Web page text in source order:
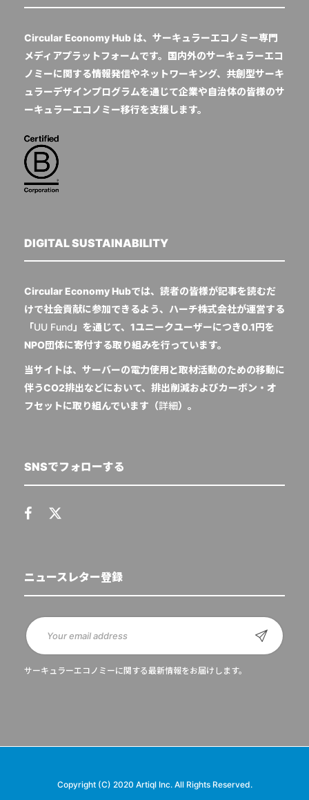
Circular Economy Hub は、サーキュラーエコノミー専門
メディアプラットフォームです。国内外のサーキュラーエコ
ノミーに関する情報発信やネットワーキング、共創型サーキ
ュラーデザインプログラムを通じて企業や自治体の皆様のサ
ーキュラーエコノミー移行を支援します。
DIGITAL SUSTAINABILITY
Circular Economy Hubでは、読者の皆様が記事を読むだ
けで社会貢献に参加できるよう、ハーチ株式会社が運営する
「UU Fund 」を通じて、1ユニークユーザーにつき0.1円を
NPO団体に寄付する取り組みを行っています。
当サイトは、サーバーの電力使用と取材活動のための移動に
伴うCO2排出などにおいて、排出削減およびカーボン・オ
フセットに取り組んでいます（詳細）。
SNSでフォローする
ニュースレター登録
サーキュラーエコノミーに関する最新情報をお届けします。
Copyright (C) 2020 Artiql Inc. All Rights Reserved.